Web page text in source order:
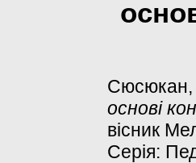
Сюсюкан,
основі
вісник
Серія: